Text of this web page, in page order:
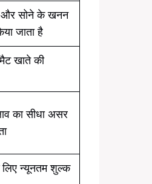
और सोने के खनन
जाता है
खाते की
का सीधा असर
न्यूनतम शुल्क